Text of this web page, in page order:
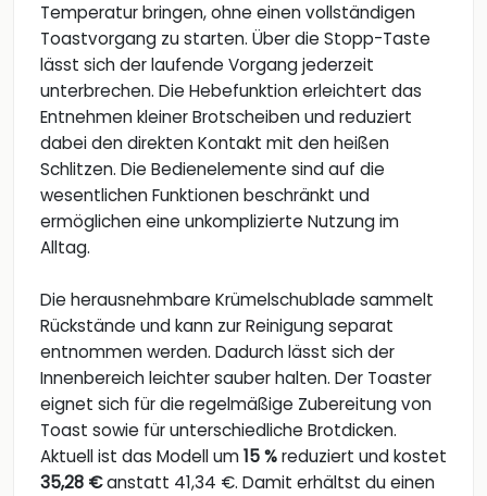
Temperatur bringen, ohne einen vollständigen
Toastvorgang zu starten. Über die Stopp-Taste
lässt sich der laufende Vorgang jederzeit
unterbrechen. Die Hebefunktion erleichtert das
Entnehmen kleiner Brotscheiben und reduziert
dabei den direkten Kontakt mit den heißen
Schlitzen. Die Bedienelemente sind auf die
wesentlichen Funktionen beschränkt und
ermöglichen eine unkomplizierte Nutzung im
Alltag.
Die herausnehmbare Krümelschublade sammelt
Rückstände und kann zur Reinigung separat
entnommen werden. Dadurch lässt sich der
Innenbereich leichter sauber halten. Der Toaster
eignet sich für die regelmäßige Zubereitung von
Toast sowie für unterschiedliche Brotdicken.
Aktuell ist das Modell um15 %reduziert und kostet
35,28 €anstatt 41,34 €. Damit erhältst du einen